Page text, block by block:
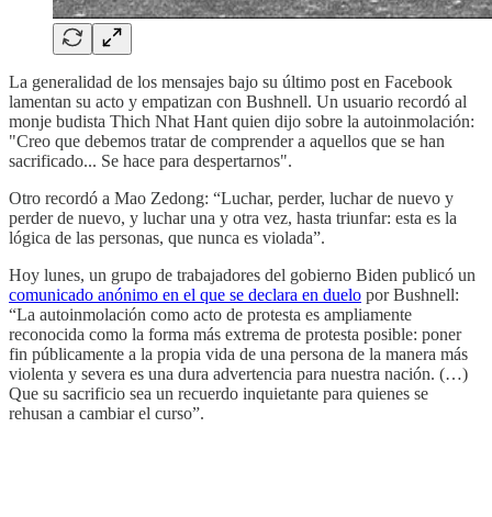
La generalidad de los mensajes bajo su último post en Facebook
lamentan su acto y empatizan con Bushnell. Un usuario recordó al
monje budista Thich Nhat Hant quien dijo sobre la autoinmolación:
"Creo que debemos tratar de comprender a aquellos que se han
sacrificado... Se hace para despertarnos".
Otro recordó a Mao Zedong: “Luchar, perder, luchar de nuevo y
perder de nuevo, y luchar una y otra vez, hasta triunfar: esta es la
lógica de las personas, que nunca es violada”.
Hoy lunes, un grupo de trabajadores del gobierno Biden publicó un
comunicado anónimo en el que se declara en duelo por Bushnell:
“La autoinmolación como acto de protesta es ampliamente
reconocida como la forma más extrema de protesta posible: poner
fin públicamente a la propia vida de una persona de la manera más
violenta y severa es una dura advertencia para nuestra nación. (…)
Que su sacrificio sea un recuerdo inquietante para quienes se
rehusan a cambiar el curso”.